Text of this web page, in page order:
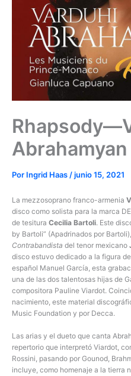
Abrahamyan
Por Ingrid Haas /junio 15, 2021
La mezzosoprano franco-armenia
disco como solista para la marca
de tesitura Cecilia Bartoli. Este
by Bartoli” (Apadrinados por
Contrabandista del tenor mexicano
disco estuvo dedicado a la figura
español Manuel García, esta
una de las dos talentosas hijas de
compositora Pauline Viardot.
nacimiento, este material
Music Foundation y por Decca.
Las arias y el dueto que canta
repertorio que interpretó Viardot,
Rossini, pasando por Gounod,
incluye, como homenaje a la tierra